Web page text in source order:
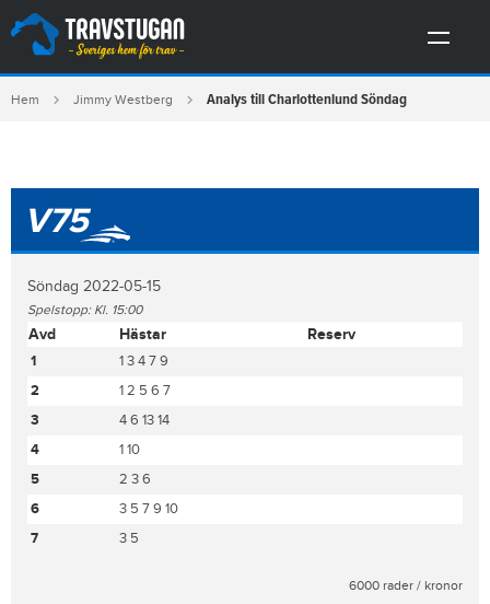
Hem Jimmy Westberg Analys till Charlottenlund Söndag
V75
Söndag 2022-05-15
Spelstopp: Kl. 15:00
Avd Hästar Reserv
1
1 3 4 7 9
2
1 2 5 6 7
3
4 6 13 14
4
1 10
5
2 3 6
6
3 5 7 9 10
7
3 5
6000 rader / kronor